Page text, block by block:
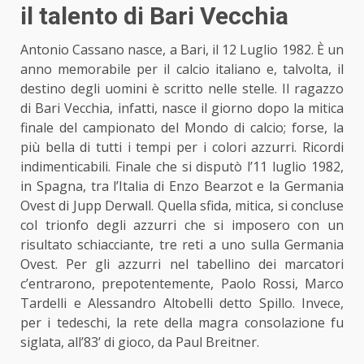
il talento di Bari Vecchia
Antonio Cassano nasce, a Bari, il 12 Luglio 1982. È un
anno memorabile per il calcio italiano e, talvolta, il
destino degli uomini è scritto nelle stelle. Il ragazzo
di Bari Vecchia, infatti, nasce il giorno dopo la mitica
finale del campionato del Mondo di calcio; forse, la
più bella di tutti i tempi per i colori azzurri. Ricordi
indimenticabili. Finale che si disputò l’11 luglio 1982,
in Spagna, tra l’Italia di Enzo Bearzot e la Germania
Ovest di Jupp Derwall. Quella sfida, mitica, si concluse
col trionfo degli azzurri che si imposero con un
risultato schiacciante, tre reti a uno sulla Germania
Ovest. Per gli azzurri nel tabellino dei marcatori
c’entrarono, prepotentemente, Paolo Rossi, Marco
Tardelli e Alessandro Altobelli detto Spillo. Invece,
per i tedeschi, la rete della magra consolazione fu
siglata, all’83’ di gioco, da Paul Breitner.